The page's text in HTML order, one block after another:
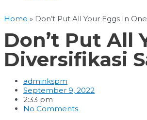
Home » Don’t Put All Your Eggs In
Don’t Put All
Diversifikasi
adminkspm
September 9, 2022
2:33 pm
No Comments